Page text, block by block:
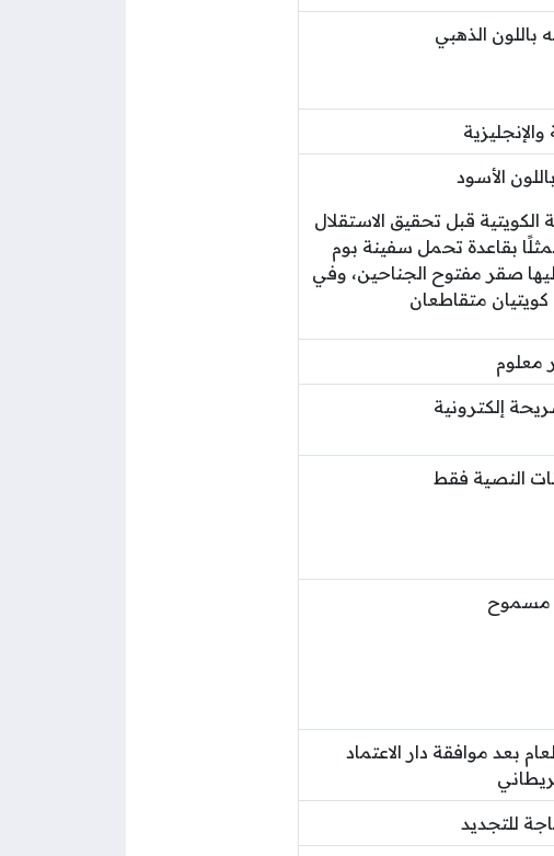
باللون الذهبي
والإنجليزية
الأسود
قبل تحقيق الاستقلال
بقاعدة تحمل سفينة بوم
صقر مفتوح الجناحين، وفي
كويتيان متقاطعان
معلوم
إلكترونية
النصية فقط
مسموح
بعد موافقة دار الاعتماد
للتجديد